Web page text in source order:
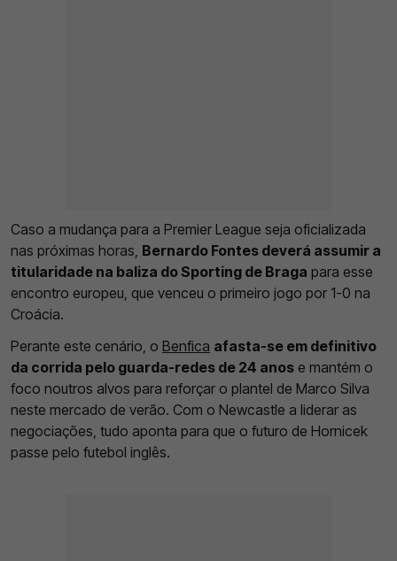
Caso a mudança para a Premier League seja oficializada
nas próximas horas, Bernardo Fontes deverá assumir a
titularidade na baliza do Sporting de Braga para esse
encontro europeu, que venceu o primeiro jogo por 1-0 na
Croácia.
Perante este cenário, o Benfica afasta-se em definitivo
da corrida pelo guarda-redes de 24 anos e mantém o
foco noutros alvos para reforçar o plantel de Marco Silva
neste mercado de verão. Com o Newcastle a liderar as
negociações, tudo aponta para que o futuro de Hornicek
passe pelo futebol inglês.